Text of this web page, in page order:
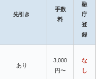
先引き
手数
料
融
庁
登
録
あり
3,000
円〜
な
し